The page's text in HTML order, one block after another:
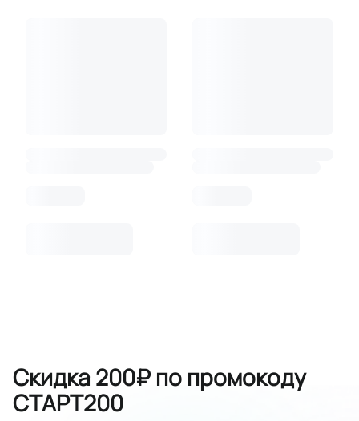
Скидка 200₽ по промокоду
СТАРТ200